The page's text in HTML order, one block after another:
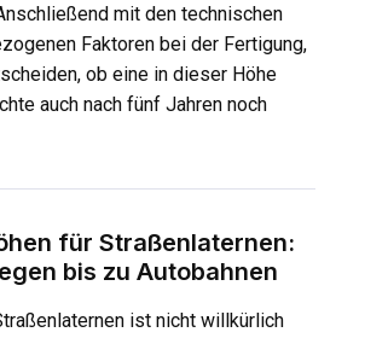
mit den technischen
Faktoren bei der Fertigung,
ob eine in dieser Höhe
auch nach fünf Jahren noch
für Straßenlaternen:
bis zu Autobahnen
ist nicht willkürlich